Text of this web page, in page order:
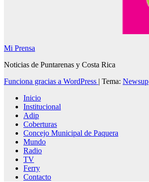
Mi Prensa
Noticias de Puntarenas y Costa Rica
Funciona gracias a WordPress | Tema: Newsup
Inicio
Institucional
Adip
Coberturas
Concejo Municipal de Paquera
Mundo
Radio
TV
Ferry
Contacto